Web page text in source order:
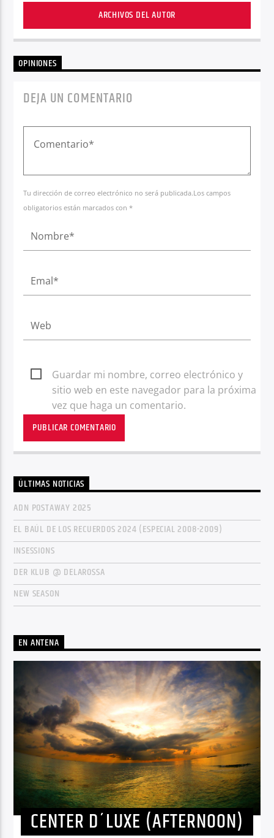
ARCHIVOS DEL AUTOR
OPINIONES
DEJA UN COMENTARIO
Tu dirección de correo electrónico no será publicada.Los campos
obligatorios están marcados con *
Guardar mi nombre, correo electrónico y
sitio web en este navegador para la próxima
vez que haga un comentario.
ÚLTIMAS NOTICIAS
ADN POSTAWAY 2025
EL BAÚL DE LOS RECUERDOS 2024 (ESPECIAL 2008-2009)
INSESSIONS
DER KLUB @ DELAROSSA
NEW SEASON
EN ANTENA
CENTER D´LUXE (AFTERNOON)